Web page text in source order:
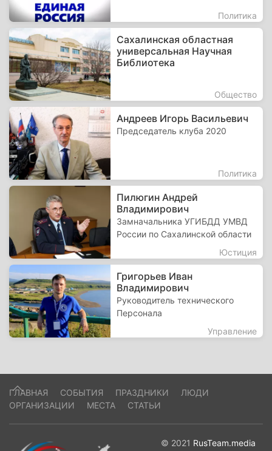
Политика
Сахалинская областная
универсальная Научная
Библиотека
Общество
Андреев Игорь Васильевич
Председатель клуба 2020
Политика
Пилюгин Андрей
Владимирович
Замначальника УГИБДД УМВД
России по Сахалинской области
Юстиция
Григорьев Иван
Владимирович
Руководитель технического
Персонала
Управление
ГЛАВНАЯ СОБЫТИЯ ПРАЗДНИКИ
ЛЮДИ
ОРГАНИЗАЦИИ
МЕСТА СТАТЬИ
© 2021 RusTeam.media